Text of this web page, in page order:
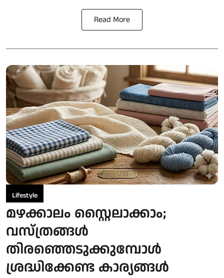
Read More
Lifestyle
മഴക്കാലം സ്റ്റൈലാക്കാം;
വസ്ത്രങ്ങൾ
തിരഞ്ഞെടുക്കുമ്പോൾ
ശ്രദ്ധിക്കേണ്ട കാര്യങ്ങൾ